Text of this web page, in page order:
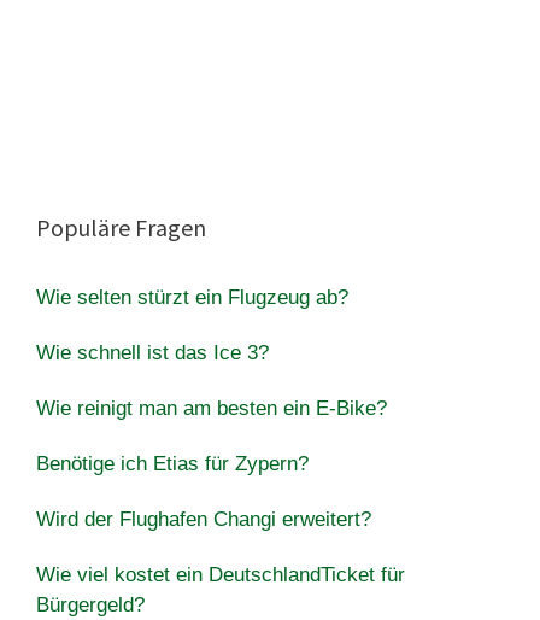
Populäre Fragen
Wie selten stürzt ein Flugzeug ab?
Wie schnell ist das Ice 3?
Wie reinigt man am besten ein E-Bike?
Benötige ich Etias für Zypern?
Wird der Flughafen Changi erweitert?
Wie viel kostet ein DeutschlandTicket für
Bürgergeld?